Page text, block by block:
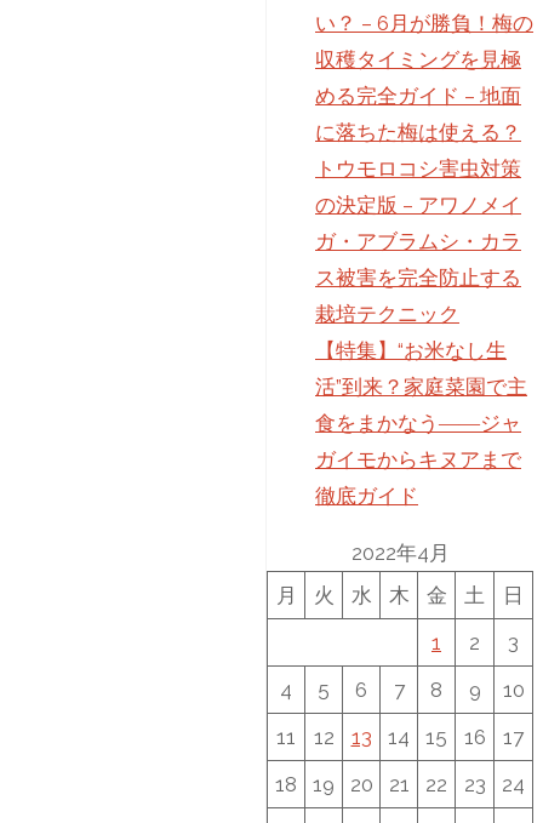
い？ – 6月が勝負！梅の
収穫タイミングを見極
める完全ガイド – 地面
に落ちた梅は使える？
トウモロコシ害虫対策
の決定版 – アワノメイ
ガ・アブラムシ・カラ
ス被害を完全防止する
栽培テクニック
【特集】“お米なし生
活”到来？家庭菜園で主
食をまかなう――ジャ
ガイモからキヌアまで
徹底ガイド
2022年4月
月
火 水 木 金 土
日
1
2
3
4
5 6 7 8 9
10
11
12 13 14 15 16
17
18
19 20 21 22 23
24